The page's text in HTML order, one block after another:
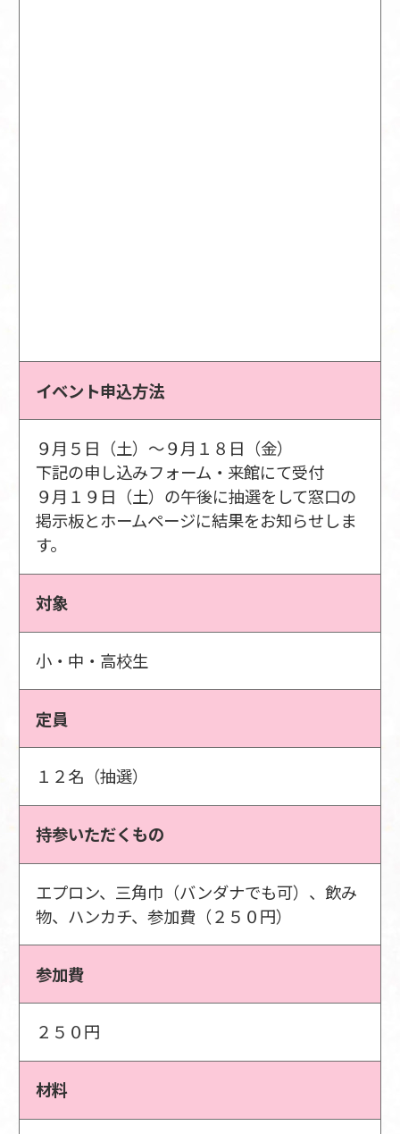
イベント申込方法
９月５日（土）～９月１８日（金）
下記の申し込みフォーム・来館にて受付
９月１９日（土）の午後に抽選をして窓口の
掲示板とホームページに結果をお知らせしま
す。
対象
小・中・高校生
定員
１２名（抽選）
持参いただくもの
エプロン、三角巾（バンダナでも可）、飲み
物、ハンカチ、参加費（２５０円）
参加費
２５０円
材料